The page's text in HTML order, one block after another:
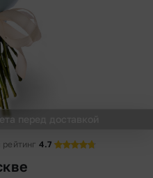
перед доставкой
4.7